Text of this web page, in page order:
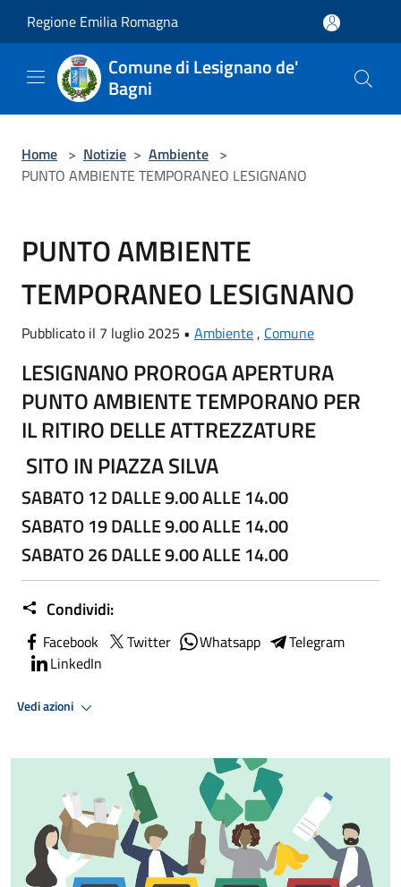
Regione Emilia Romagna
Comune di Lesignano de'
Bagni
Home > Notizie > Ambiente >
PUNTO AMBIENTE TEMPORANEO LESIGNANO
PUNTO AMBIENTE
TEMPORANEO LESIGNANO
Pubblicato il 7 luglio 2025 • Ambiente , Comune
LESIGNANO PROROGA APERTURA
PUNTO AMBIENTE TEMPORANO PER
IL RITIRO DELLE ATTREZZATURE
SITO IN PIAZZA SILVA
SABATO 12 DALLE 9.00 ALLE 14.00
SABATO 19 DALLE 9.00 ALLE 14.00
SABATO 26 DALLE 9.00 ALLE 14.00
Condividi:
Facebook Twitter Whatsapp
Telegram
LinkedIn
Vedi azioni